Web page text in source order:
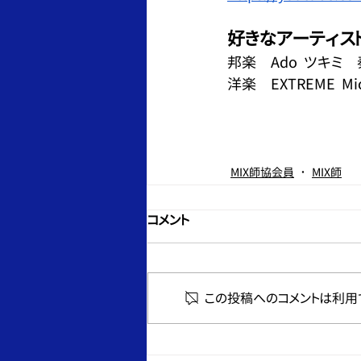
好きなアーティス
邦楽　Ado  ツキミ
洋楽　EXTREME
MIX師協会員 MIX師
コメント
この投稿へのコメントは利用